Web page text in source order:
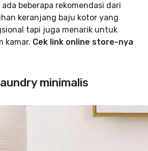
beberapa rekomendasi dari
keranjang baju kotor yang
tapi juga menarik untuk
kamar. Cek link online store-nya
minimalis